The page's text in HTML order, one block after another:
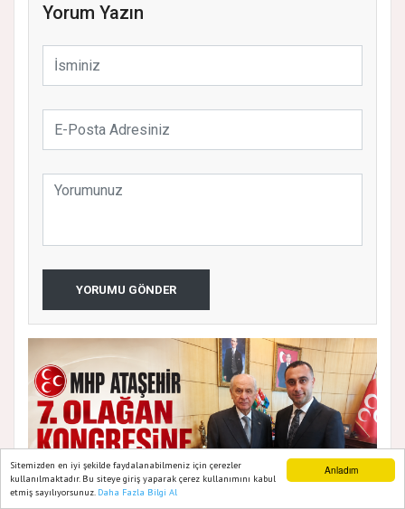
Anladım
Sitemizden en iyi şekilde faydalanabilmeniz için çerezler
kullanılmaktadır. Bu siteye giriş yaparak çerez kullanımını kabul
etmiş sayılıyorsunuz. Daha Fazla Bilgi Al
Yorum Yazın
YORUMU GÖNDER
MHP Ataşehir 7. Olağan İlçe Kongresi İçin Geri
Sayım Başladı
Ana Sayfa Web TV